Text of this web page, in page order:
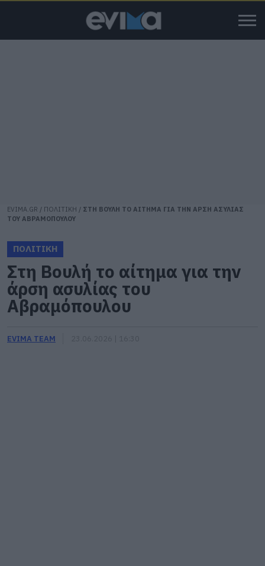
EVIMA.GR / ΠΟΛΙΤΙΚΗ / ΣΤΗ ΒΟΥΛΗ ΤΟ ΑΙΤΗΜΑ ΓΙΑ ΤΗΝ ΑΡΣΗ ΑΣΥΛΙΑΣ
ΤΟΥ ΑΒΡΑΜΟΠΟΥΛΟΥ
ΠΟΛΙΤΙΚΗ
Στη Βουλή το αίτημα για την
άρση ασυλίας του
Αβραμόπουλου
EVIMA TEAM